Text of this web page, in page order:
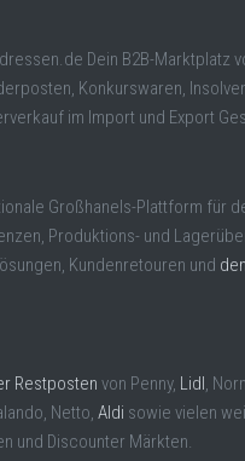
Dein B2B-Marktplatz
Konkurswaren,
im Import und Export
Großhanels-Plattform für
Produktions- und
Kundenretouren und
Restposten von Penny, Lidl ,
Netto, Aldi sowie vielen
und Discounter Märkten.